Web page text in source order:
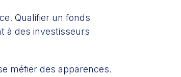
Qualifier un fonds
à des investisseurs
méfier des apparences.